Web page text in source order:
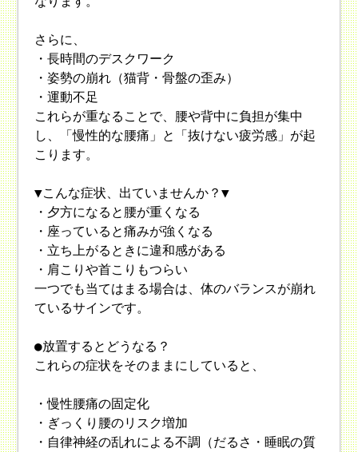
さらに、
・長時間のデスクワーク
・姿勢の崩れ（猫背・骨盤の歪み）
・運動不足
これらが重なることで、腰や背中に負担が集中
し、「慢性的な腰痛」と「抜けない疲労感」が起
こります。
▼こんな症状、出ていませんか？▼
・夕方になると腰が重くなる
・座っていると痛みが強くなる
・立ち上がるときに違和感がある
・肩こりや首こりもつらい
一つでも当てはまる場合は、体のバランスが崩れ
ているサインです。
●放置するとどうなる？
これらの症状をそのままにしていると、
・慢性腰痛の固定化
・ぎっくり腰のリスク増加
・自律神経の乱れによる不調（だるさ・睡眠の質